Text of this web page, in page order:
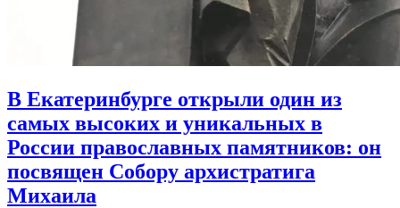
В Екатеринбурге открыли один из
самых высоких и уникальных в
России православных памятников: он
посвящен Собору архистратига
Михаила